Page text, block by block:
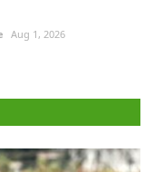
Aug 1, 2026